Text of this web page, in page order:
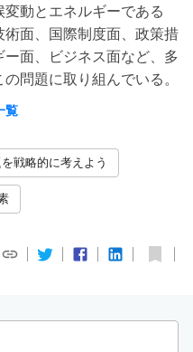
動とエネルギーである
術面、国際制度面、政策措
面、ビジネス面など、多
問題に取り組んでいる。
覧
戦略的に考えよう